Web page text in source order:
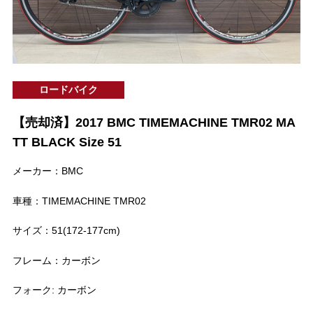
ロードバイク
【売却済】2017 BMC TIMEMACHINE TMR02 MA
TT BLACK Size 51
メーカー：BMC
車種：TIMEMACHINE TMR02
サイズ：51(172-177cm)
フレーム：カーボン
フォーク: カーボン